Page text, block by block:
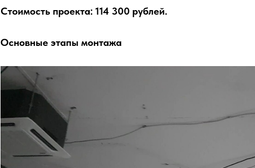
Стоимость проекта: 114 300 рублей.
Основные этапы монтажа